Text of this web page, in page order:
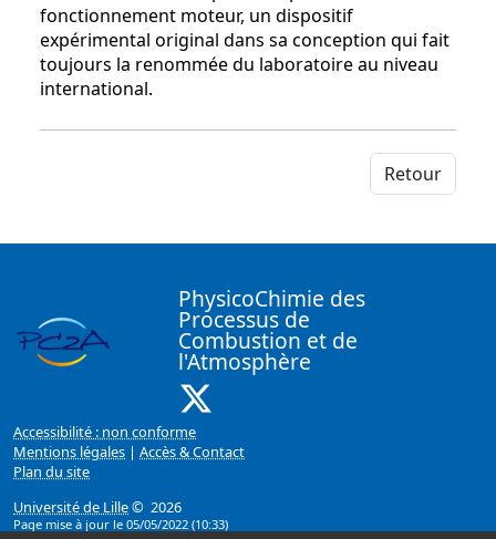
fonctionnement moteur, un dispositif
expérimental original dans sa conception qui fait
toujours la renommée du laboratoire au niveau
international.
Retour
PhysicoChimie des
Processus de
Combustion et de
l'Atmosphère
Accessibilité : non conforme
Mentions légales | Accès & Contact
Plan du site
Université de Lille© 2026
Page mise à jour le 05/05/2022 (10:33)